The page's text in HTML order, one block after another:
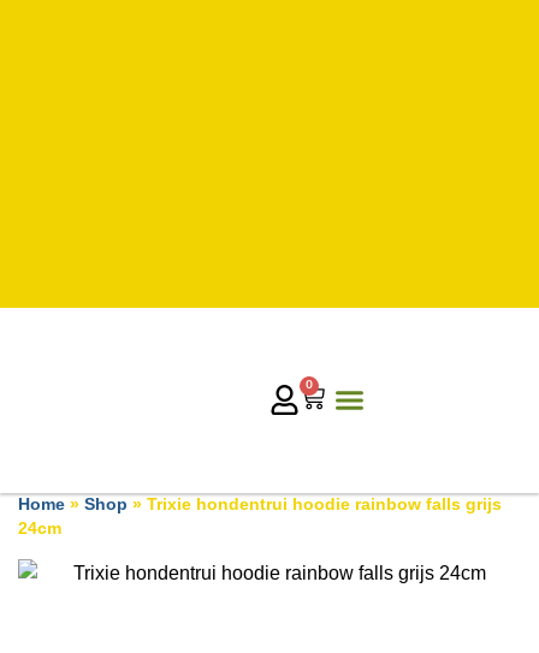
0
Home » Shop » Trixie hondentrui hoodie rainbow falls grijs
24cm